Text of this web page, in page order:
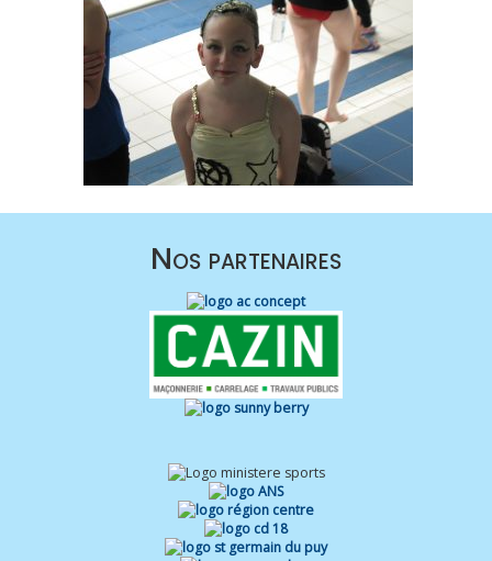
Nos partenaires